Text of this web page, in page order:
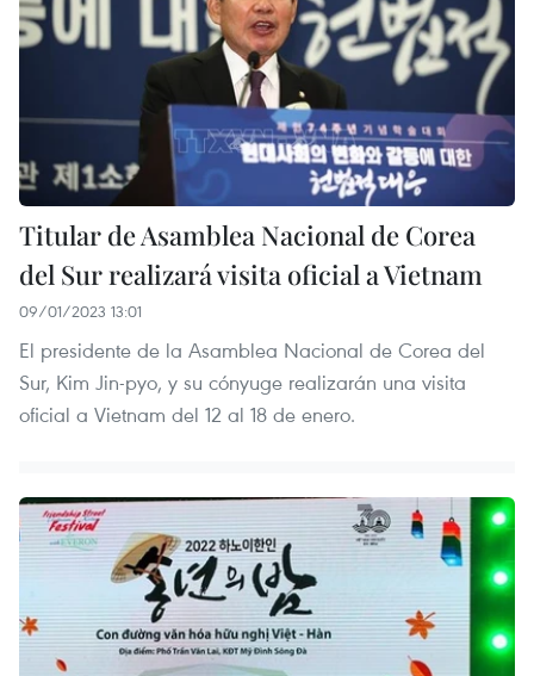
Titular de Asamblea Nacional de Corea
del Sur realizará visita oficial a Vietnam
09/01/2023 13:01
El presidente de la Asamblea Nacional de Corea del
Sur, Kim Jin-pyo, y su cónyuge realizarán una visita
oficial a Vietnam del 12 al 18 de enero.